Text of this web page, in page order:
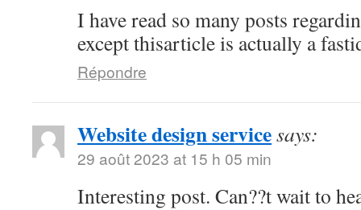
I have read so many posts
except thisarticle is actually a
Répondre
Website design servicesays:
29 août 2023 at 15 h 05 min
Interesting post. Can??t wait to